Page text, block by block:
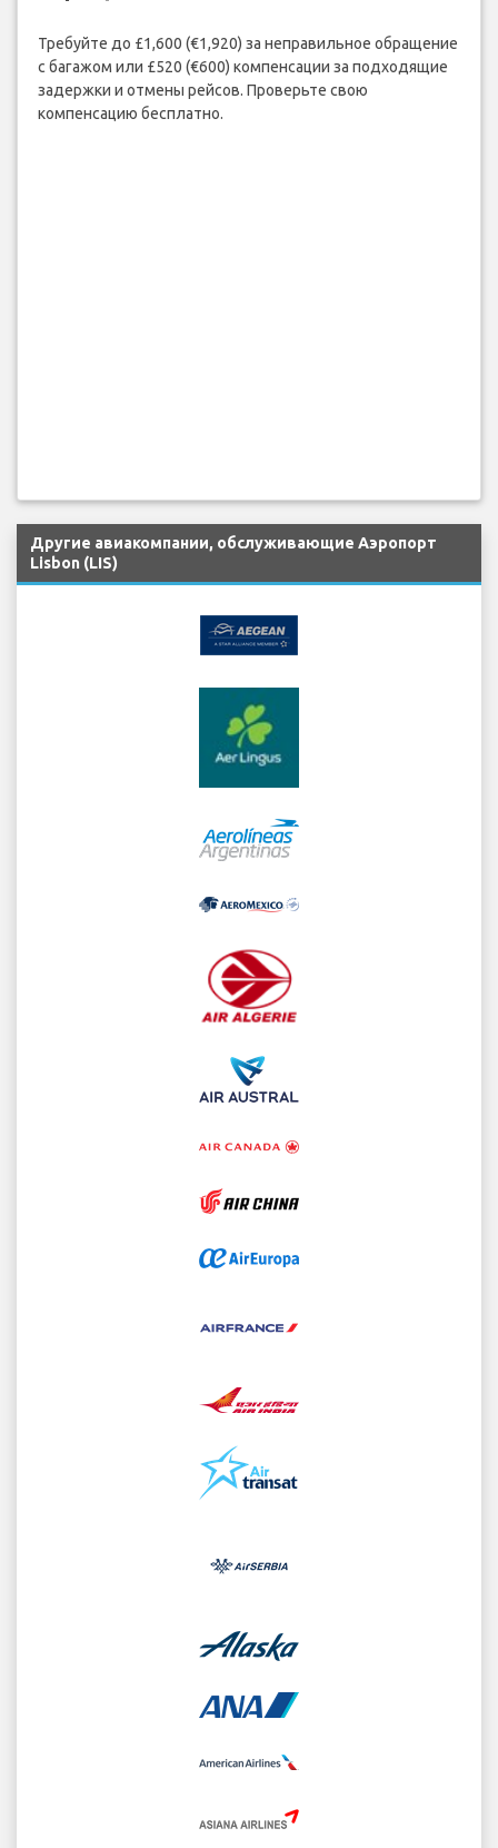
Требуйте до £1,600 (€1,920) за неправильное обращение
с багажом или £520 (€600) компенсации за подходящие
задержки и отмены рейсов. Проверьте свою
компенсацию бесплатно.
Другие авиакомпании, обслуживающие Аэропорт
Lisbon (LIS)